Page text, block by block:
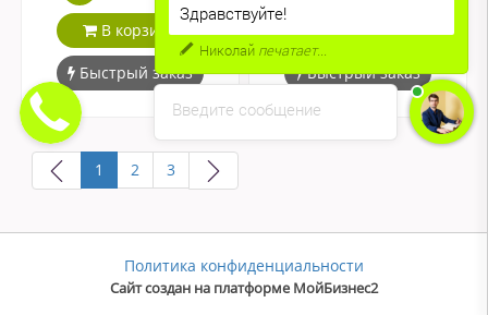
В корзину
Быстрый заказ
В корзину
Быстрый заказ
1 2 3
Политика конфиденциальности
Сайт создан на платформе МойБизнес2
Введите сообщение
Здравствуйте!
Николайпечатает...